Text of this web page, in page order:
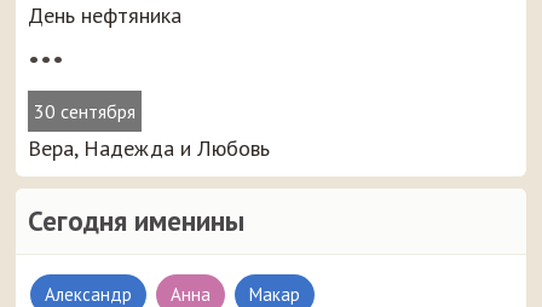
День нефтяника
•••
30 сентября
Вера, Надежда и Любовь
Сегодня именины
Александр Анна Макар